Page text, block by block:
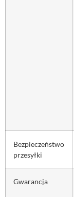
Bezpieczeństwo
przesyłki
Gwarancja